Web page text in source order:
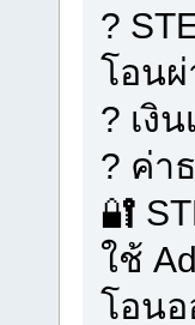
?
โอนผ่
? เงิ
? ค่า
🔐
ใช้
โอนอ